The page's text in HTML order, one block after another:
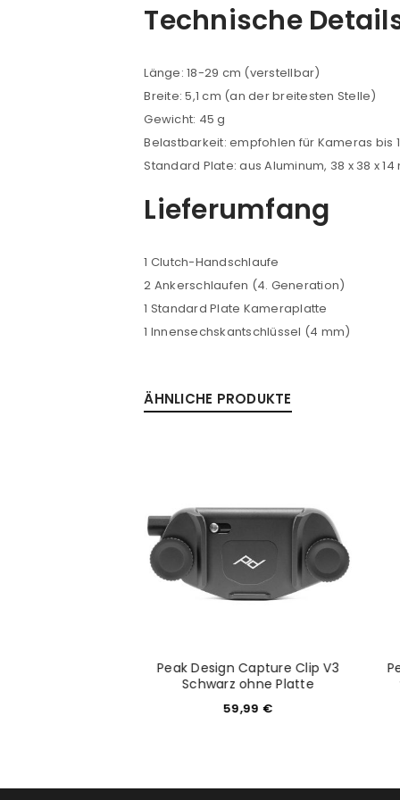
Technische
Länge: 18-29 cm (verstellbar)
Breite: 5,1 cm (an der breitesten Stelle)
Gewicht: 45 g
Belastbarkeit: empfohlen für Kameras bis
Standard Plate: aus Aluminum, 38 x 38 x
Lieferumfang
1 Clutch-Handschlaufe
2 Ankerschlaufen (4. Generation)
1 Standard Plate Kameraplatte
1 Innensechskantschlüssel (4 mm)
ÄHNLICHE PRODUKTE
Peak Design Capture Clip V3
Schwarz ohne Platte
59,99 €